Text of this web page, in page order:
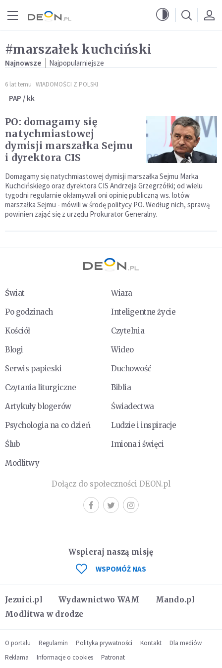
#marszałek kuchciński
Najnowsze Najpopularniejsze
6 lat temu WIADOMOŚCI Z POLSKI
PAP / kk
PO: domagamy się
natychmiastowej
dymisji marszałka Sejmu
i dyrektora CIS
Domagamy się natychmiastowej dymisji marszałka Sejmu Marka
Kuchcińskiego oraz dyrektora CIS Andrzeja Grzegrzółki; od wielu
tygodni regularnie okłamywali oni opinię publiczną ws. lotów
marszałka Sejmu - mówili w środę politycy PO. Według nich, sprawą
powinien zająć się z urzędu Prokurator Generalny.
Świat
Wiara
Po godzinach
Inteligentne życie
Kościół
Czytelnia
Blogi
Wideo
Serwis papieski
Duchowość
Czytania liturgiczne
Biblia
Artykuły blogerów
Świadectwa
Psychologia na co dzień
Ludzie i inspiracje
Ślub
Imiona i święci
Modlitwy
Dołącz do społeczności DEON.pl
Jezuici.pl Wydawnictwo WAM
Mando.pl
Modlitwa w drodze
Wspieraj naszą misję
WSPOMÓŻ NAS
O portalu Regulamin Polityka prywatności Kontakt
Dla mediów
Reklama
Informacje o cookies Patronat